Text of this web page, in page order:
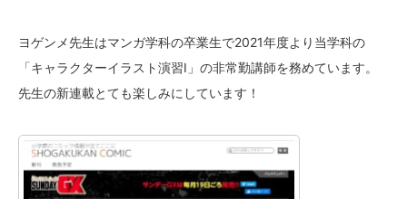
ヨゲンメ先生はマンガ学科の卒業生で2021年度より当学科の
「キャラクターイラスト演習Ⅰ」の非常勤講師を務めています。
先生の新連載とても楽しみにしています！